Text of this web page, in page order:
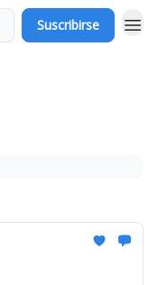
Suscribirse